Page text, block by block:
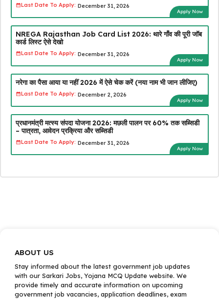
Last Date To Apply: December 31, 2026
Apply Now
NREGA Rajasthan Job Card List 2026: थारे गाँव की पूरी जॉब
कार्ड लिस्ट ऐसे देखो
Last Date To Apply: December 31, 2026
Apply Now
नरेगा का पैसा आया या नहीं 2026 में ऐसे चेक करें (नया नाम भी जान लीजिए)
Last Date To Apply: December 2, 2026
Apply Now
प्रधानमंत्री मत्स्य संपदा योजना 2026: मछली पालन पर 60% तक सब्सिडी
– पात्रता, आवेदन प्रक्रिया और सब्सिडी
Last Date To Apply: December 31, 2026
Apply Now
ABOUT US
Stay informed about the latest government job updates
with our Sarkari Jobs, Yojana MCQ Update website. We
provide timely and accurate information on upcoming
government job vacancies, application deadlines, exam